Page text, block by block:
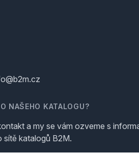
NAŠEHO KATALOGU?
a my se vám ozveme s
sítě katalogů B2M.